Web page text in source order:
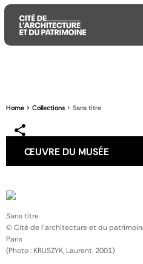
contenu
menu
laHome Collections Sans titre
ŒUVRE DU MUSÉE
Sans titre
© Cité de l'architecture et du
Paris
(Photo : KRUSZYK, Laurent. 2001)